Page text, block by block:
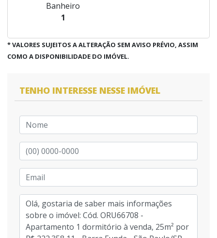
Banheiro
1
* VALORES SUJEITOS A ALTERAÇÃO SEM AVISO PRÉVIO, ASSIM
COMO A DISPONIBILIDADE DO IMÓVEL.
TENHO INTERESSE NESSE IMÓVEL